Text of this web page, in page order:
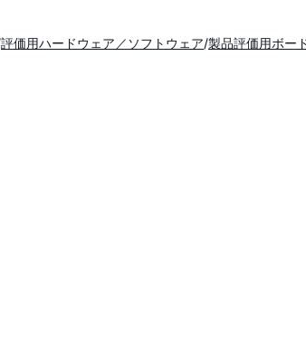
評価用ハードウェア／ソフトウェア 製品評価用ボー